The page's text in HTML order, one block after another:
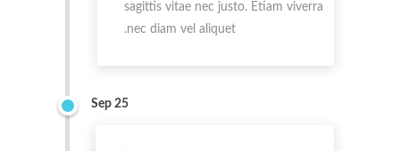
sagittis vitae nec justo. Etiam viverra
nec diam vel aliquet.
Sep 25